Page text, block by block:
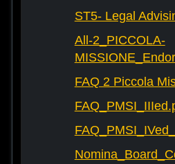
ST5- Legal
All-2_PICCOLA-
FAQ 2 Piccola